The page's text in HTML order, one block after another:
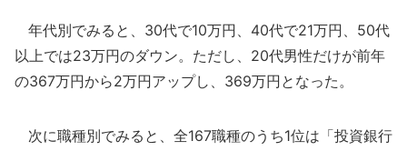
年代別でみると、30代で10万円、40代で21万円、50代
以上では23万円のダウン。ただし、20代男性だけが前年
の367万円から2万円アップし、369万円となった。
次に職種別でみると、全167職種のうち1位は「投資銀行